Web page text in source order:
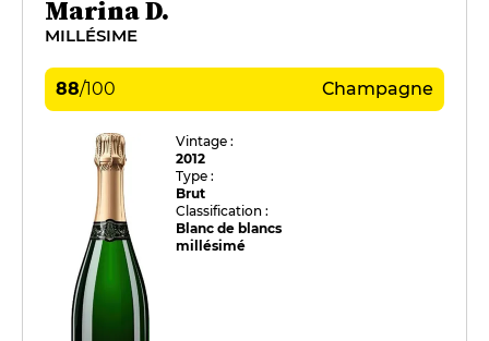
Marina D.
MILLÉSIME
88/100 Champagne
Vintage :
2012
Type :
Brut
Classification :
Blanc de blancs
millésimé